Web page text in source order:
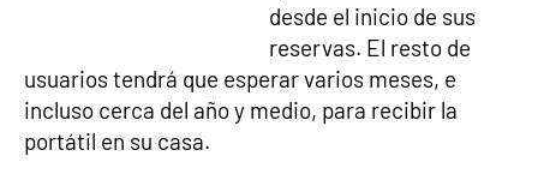
desde el inicio de sus
reservas. El resto de
usuarios tendrá que esperar varios meses, e
incluso cerca del año y medio, para recibir la
portátil en su casa.